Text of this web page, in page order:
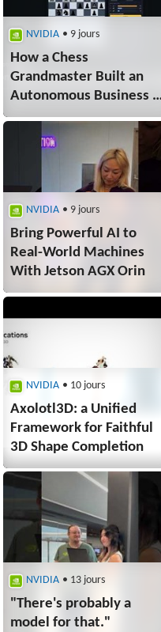
NVIDIA • 9 jours
How a Chess
Grandmaster Built an
Autonomous Business |
Nemotron Labs
NVIDIA • 9 jours
Bring Powerful AI to
Real-World Machines
With Jetson AGX Orin
NVIDIA • 10 jours
Axolotl3D: a Unified
Framework for Faithful
3D Shape Completion
NVIDIA • 13 jours
"There's probably a
model for that."